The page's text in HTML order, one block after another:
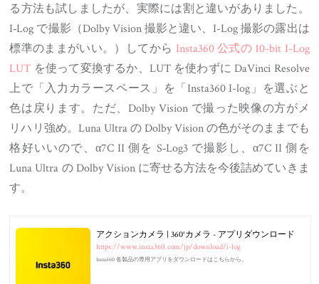
る方法も試しましたが、実際には割と違いがありました。
I‑Log で撮影（Dolby Vision 撮影と違い、I-Log 撮影の露出は
標準のままがいい。）してから Insta360 公式の 10-bit I-Log
LUT を使って変換するか、LUT を使わずに DaVinci Resolve
上で「入力カラースペース」を「Insta360 I-log」を選ぶと
色は戻ります。ただ、Dolby Vision で撮った映像の方がメ
リハリ強め。Luna Ultra の Dolby Vision の色がそのままでも
格好いいので、α7C II 側を S‑Log3 で撮影し、α7C II 側を
Luna Ultra の Dolby Vision に寄せる方法を今後詰めていきま
す。
アクションカメラ | 360°カメラ - アプリダウンロード
https://www.insta360.com/jp/download/i-log
Insta360 各製品の専用アプリをダウンロードはこちらから。